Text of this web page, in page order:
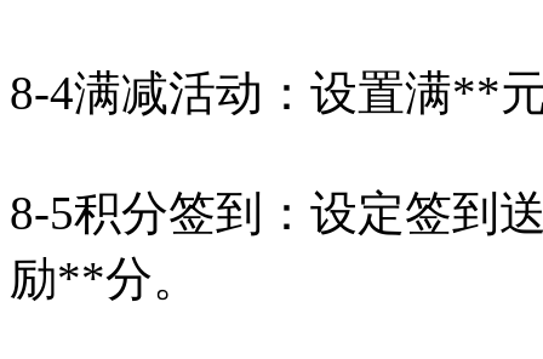
8-4满减活动：设置满**
8-5积分签到：设定签到
励**分。